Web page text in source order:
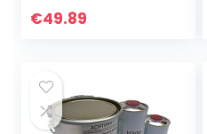
dekkend –
€49.89